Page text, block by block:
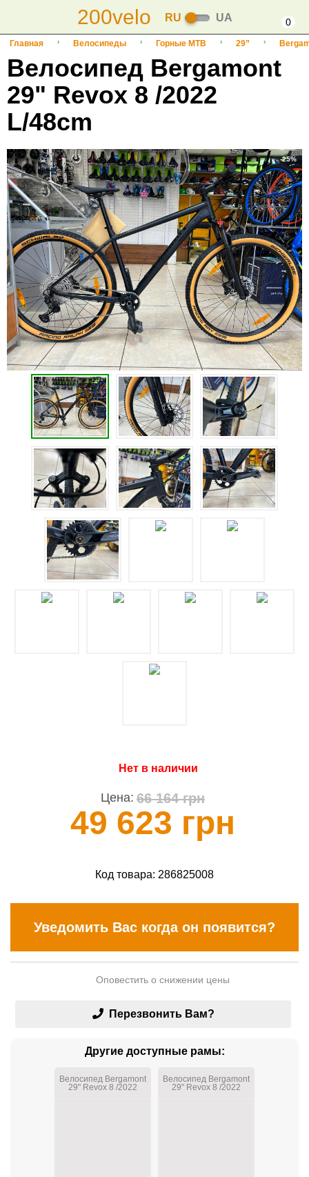
200velo RU UA 0
Главная Велосипеды Горные MTB 29”
Велосипед Bergamont
29" Revox 8 /2022
L/48cm
-25%
Нет в наличии
Цена: 66 164 грн
49 623 грн
Код товара: 286825008
Уведомить Вас когда он появится?
Оповестить о снижении цены
Перезвонить Вам?
Другие доступные рамы:
Велосипед Bergamont
29" Revox 8 /2022
Велосипед Bergamont
29" Revox 8 /2022